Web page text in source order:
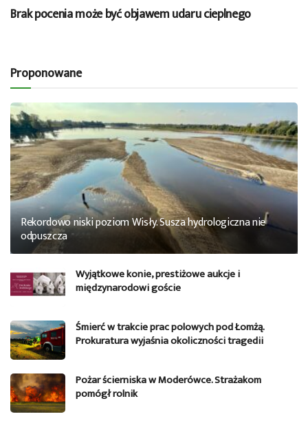
Brak pocenia może być objawem udaru cieplnego
Proponowane
Rekordowo niski poziom Wisły. Susza hydrologiczna nie
odpuszcza
Wyjątkowe konie, prestiżowe aukcje i
międzynarodowi goście
Śmierć w trakcie prac polowych pod Łomżą.
Prokuratura wyjaśnia okoliczności tragedii
Pożar ścierniska w Moderówce. Strażakom
pomógł rolnik